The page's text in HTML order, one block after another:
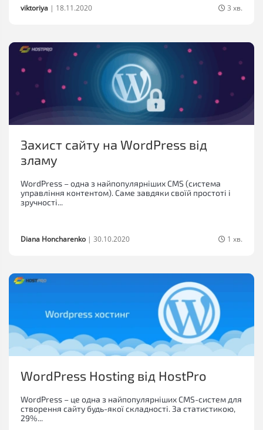
viktoriya | 18.11.2020 3 хв.
Захист сайту на WordPress від
зламу
WordPress – одна з найпопулярніших CMS (система
управління контентом). Саме завдяки своїй простоті і
зручності...
Diana Honcharenko | 30.10.2020 1 хв.
WordPress Hosting від HostPro
WordPress – це одна з найпопулярніших CMS-систем для
створення сайту будь-якої складності. За статистикою,
29%...